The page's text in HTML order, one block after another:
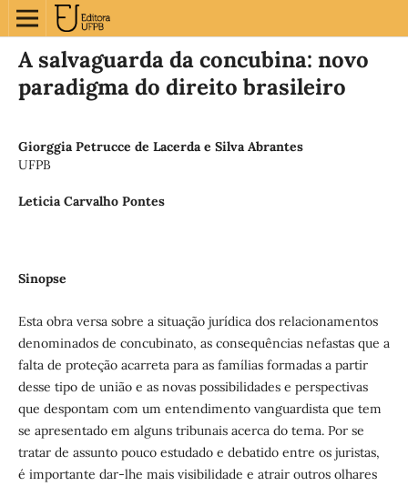
A salvaguarda da concubina: novo
paradigma do direito brasileiro
Giorggia Petrucce de Lacerda e Silva Abrantes
UFPB
Leticia Carvalho Pontes
Sinopse
Esta obra versa sobre a situação jurídica dos relacionamentos
denominados de concubinato, as consequências nefastas que a
falta de proteção acarreta para as famílias formadas a partir
desse tipo de união e as novas possibilidades e perspectivas
que despontam com um entendimento vanguardista que tem
se apresentado em alguns tribunais acerca do tema. Por se
tratar de assunto pouco estudado e debatido entre os juristas,
é importante dar-lhe mais visibilidade e atrair outros olhares